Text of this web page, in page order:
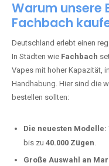
Warum unsere
Fachbach
Deutschland erlebt einen
In Städten wie Fachbach
Vapes mit hoher Kapazität,
Handhabung. Hier sind die
bestellen sollten:
Die neuesten Modelle:
bis zu 40.000 Zügen.
Große Auswahl an